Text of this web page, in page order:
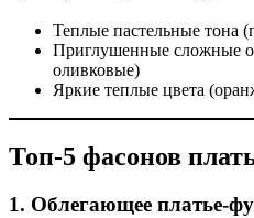
Теплые пастельные тона
Приглушенные сложные
оливковые)
Яркие теплые цвета
Топ-5 фасонов
1. Облегающее платье-